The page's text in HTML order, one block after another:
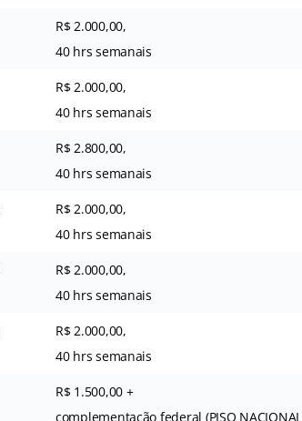
R$ 2.000,00,
40 hrs semanais
R$ 2.000,00,
40 hrs semanais
R$ 2.800,00,
40 hrs semanais
R$ 2.000,00,
40 hrs semanais
R$ 2.000,00,
40 hrs semanais
R$ 2.000,00,
40 hrs semanais
R$ 1.500,00 +
complementação federal (PISO